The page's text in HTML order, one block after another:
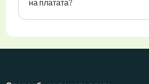
на платата?